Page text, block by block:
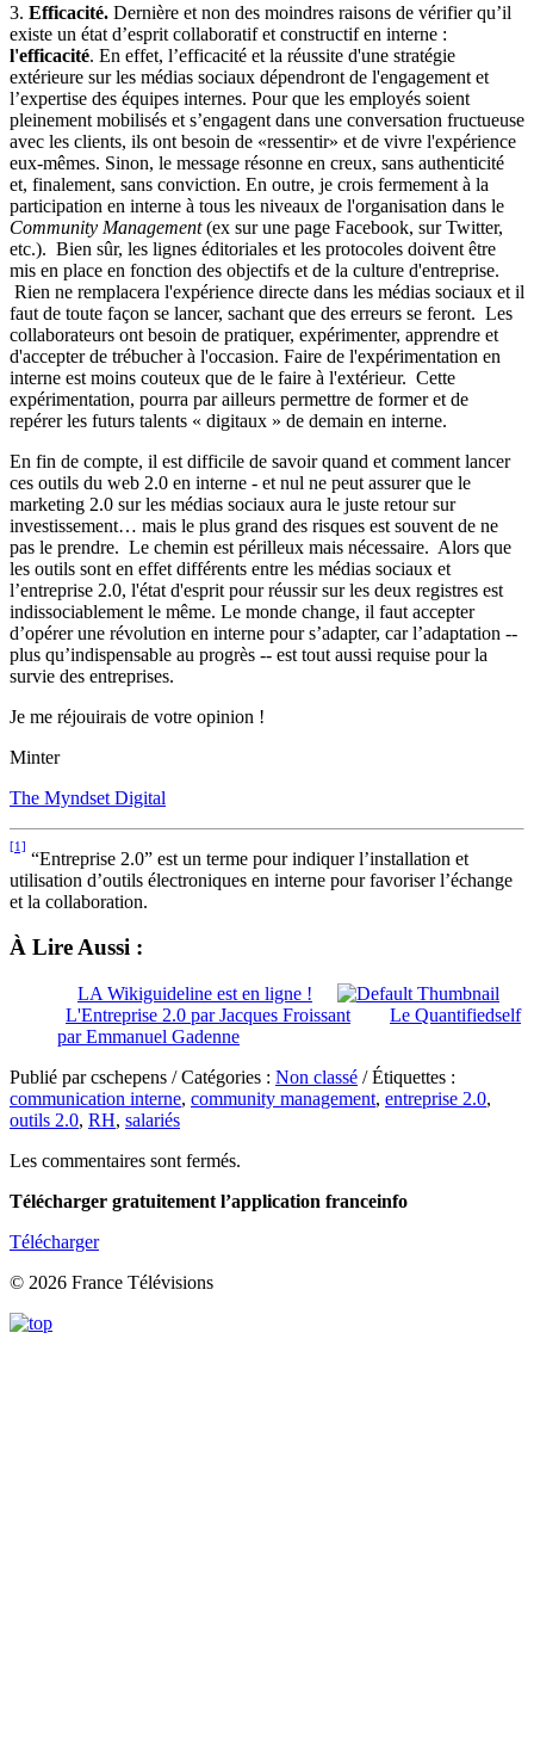
3. Efficacité. Dernière et non des moindres raisons de vérifier qu’il
existe un état d’esprit collaboratif et constructif en interne :
l'efficacité. En effet, l’efficacité et la réussite d'une stratégie
extérieure sur les médias sociaux dépendront de l'engagement et
l’expertise des équipes internes. Pour que les employés soient
pleinement mobilisés et s’engagent dans une conversation fructueuse
avec les clients, ils ont besoin de «ressentir» et de vivre l'expérience
eux-mêmes. Sinon, le message résonne en creux, sans authenticité
et, finalement, sans conviction. En outre, je crois fermement à la
participation en interne à tous les niveaux de l'organisation dans le
Community Management(ex sur une page Facebook, sur Twitter,
etc.). Bien sûr, les lignes éditoriales et les protocoles doivent être
mis en place en fonction des objectifs et de la culture d'entreprise.
Rien ne remplacera l'expérience directe dans les médias sociaux et il
faut de toute façon se lancer, sachant que des erreurs se feront. Les
collaborateurs ont besoin de pratiquer, expérimenter, apprendre et
d'accepter de trébucher à l'occasion. Faire de l'expérimentation en
interne est moins couteux que de le faire à l'extérieur. Cette
expérimentation, pourra par ailleurs permettre de former et de
repérer les futurs talents « digitaux » de demain en interne.
En fin de compte, il est difficile de savoir quand et comment lancer
ces outils du web 2.0 en interne - et nul ne peut assurer que le
marketing 2.0 sur les médias sociaux aura le juste retour sur
investissement… mais le plus grand des risques est souvent de ne
pas le prendre. Le chemin est périlleux mais nécessaire. Alors que
les outils sont en effet différents entre les médias sociaux et
l’entreprise 2.0, l'état d'esprit pour réussir sur les deux registres est
indissociablement le même. Le monde change, il faut accepter
d’opérer une révolution en interne pour s’adapter, car l’adaptation --
plus qu’indispensable au progrès -- est tout aussi requise pour la
survie des entreprises.
Je me réjouirais de votre opinion !
Minter
The Myndset Digital
[1]
“Entreprise 2.0” est un terme pour indiquer l’installation et
utilisation d’outils électroniques en interne pour favoriser l’échange
et la collaboration.
À Lire Aussi :
LA Wikiguideline est en ligne !
L'Entreprise 2.0 par Jacques Froissant
Le Quantifiedself
par Emmanuel Gadenne
Publié par cschepens / Catégories : Non classé / Étiquettes :
communication interne, community management, entreprise 2.0,
outils 2.0, RH, salariés
Les commentaires sont fermés.
Télécharger gratuitement l’application franceinfo
Télécharger
© 2026 France Télévisions